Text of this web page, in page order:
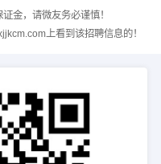
金，请微友务必谨慎！
上看到该招聘信息的！